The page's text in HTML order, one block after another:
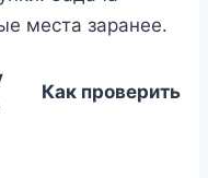
места заранее.
Как проверить